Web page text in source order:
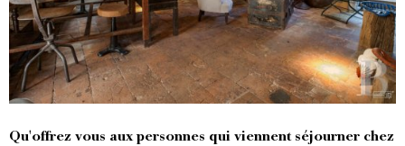
Qu'offrez vous aux personnes qui viennent séjourner chez